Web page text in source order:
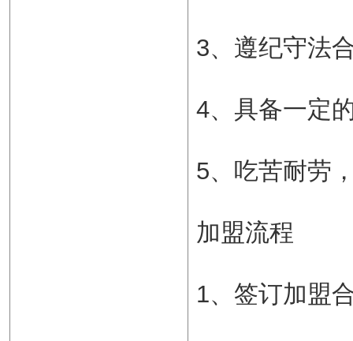
3、遵纪守法
4、具备一定
5、吃苦耐劳
加盟流程
1、签订加盟